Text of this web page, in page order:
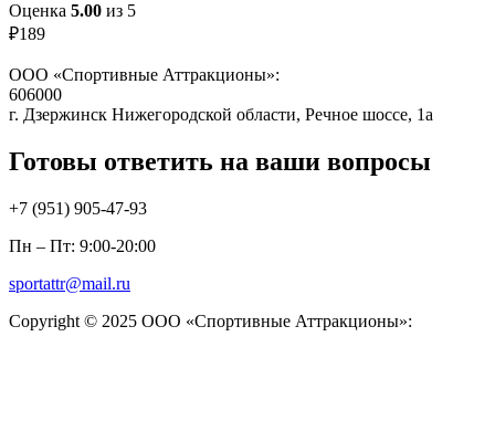
Оценка 5.00 из 5
₽189
ООО «Спортивные Аттракционы»:
606000
г. Дзержинск Нижегородской области, Речное шоссе, 1а
Готовы ответить на ваши вопросы
+7 (951) 905-47-93
Пн – Пт: 9:00-20:00
sportattr@mail.ru
Copyright © 2025 ООО «Спортивные Аттракционы»: